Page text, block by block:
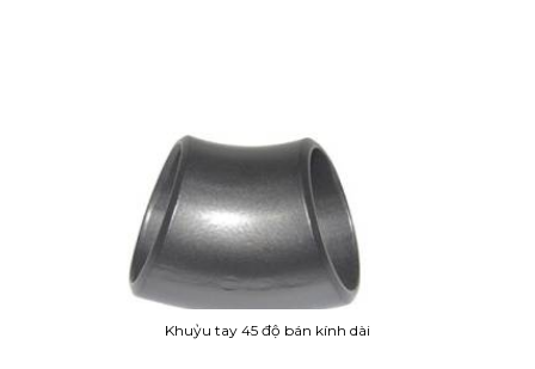
Khuỷu tay 45 độ bán kính dài